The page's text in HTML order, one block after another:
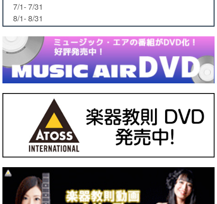
7/1- 7/31
8/1- 8/31